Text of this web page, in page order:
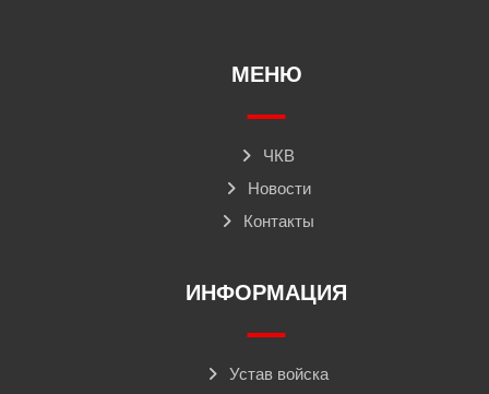
МЕНЮ
ЧКВ
Новости
Контакты
ИНФОРМАЦИЯ
Устав войска